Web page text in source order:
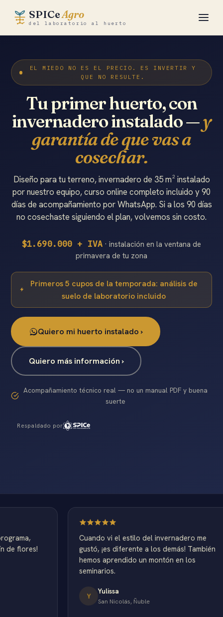
SPICeAgro
del laboratorio al huerto
Huerto Rentable
HR35 · Parte
HR55 · Produce
SPICe Partner
La ciencia
SPICe Lab ↗
Suelo Vivo ›
EL MIEDO NO ES EL PRECIO. ES INVERTIR Y
QUE NO RESULTE.
Tu primer huerto, con
invernadero instalado —y
garantía de que vas a
cosechar.
Diseño para tu terreno, invernadero de 35 m² instalado
por nuestro equipo, curso online completo incluido y 90
días de acompañamiento por WhatsApp. Si a los 90 días
no cosechaste siguiendo el plan, volvemos sin costo.
$1.690.000 + IVA · instalación en la ventana de
primavera de tu zona
Primeros 5 cupos de la temporada: análisis de
suelo de laboratorio incluido
Quiero mi huerto instalado ›
Quiero más información ›
Acompañamiento técnico real — no un manual PDF y buena
suerte
Respaldado por
Cuando vi el estilo del invernadero me
gustó, ¡es diferente a los demás! También
hemos aprendido un montón en los
seminarios.
Yulissa
San Nicolás, Ñuble